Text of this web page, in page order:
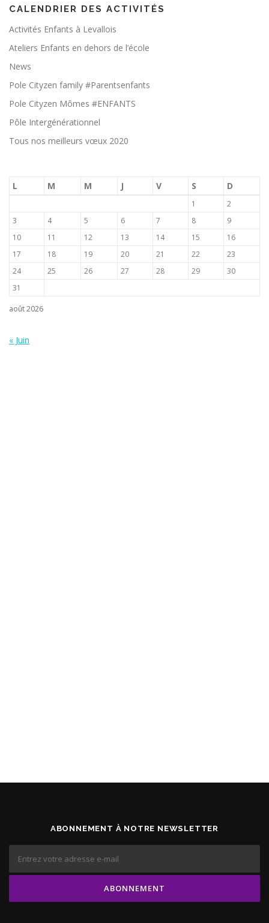
CALENDRIER DES ACTIVITÉS
Activités Enfants à Levallois
Ateliers Enfants en dehors de l’école
News
Pole Cityzen family #Parentsenfants
Pole Cityzen Mômes #ENFANTS
Pôle Intergénérationnel
Tous nos meilleurs vœux 2020
août 2026
L M M J V S D
1
2
3
4 5 6 7 8
9
10
11 12 13 14 15
16
17
18 19 20 21 22
23
24
25 26 27 28 29
30
31
« Juin
ABONNEMENT À NOTRE NEWSLETTER